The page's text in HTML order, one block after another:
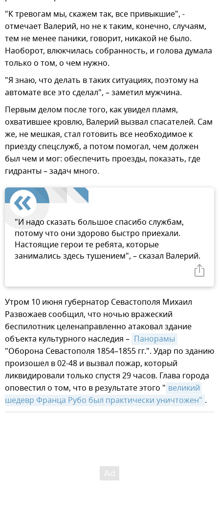
"К тревогам мы, скажем так, все привыкшие", -
отмечает Валерий, но не к таким, конечно, случаям,
тем не менее паники, говорит, никакой не было.
Наоборот, влюкчилась собранность, и голова думала
только о том, о чем нужно.
"Я знаю, что делать в таких ситуациях, поэтому на
автомате все это сделал", – заметил мужчина.
Первым делом после того, как увидел пламя,
охватившее кровлю, Валерий вызвал спасателей. Сам
же, не мешкая, стал готовить все необходимое к
приезду спецслужб, а потом помогал, чем должен
был чем и мог: обеспечить проезды, показать, где
гидранты – задач много.
"И надо сказать большое спасибо службам,
потому что они здорово быстро приехали.
Настоящие герои те ребята, которые
занимались здесь тушением", – сказал Валерий.
Утром 10 июня губернатор Севастополя Михаил
Развожаев сообщил, что ночью вражеский
беспилотник целенаправленно атаковал здание
объекта культурного наследия – Панорамы
"Оборона Севастополя 1854–1855 гг.". Удар по зданию
произошел в 02-48 и вызвал пожар, который
ликвидировали только спустя 29 часов. Глава города
оповестил о том, что в результате этого " великий
шедевр Франца Рубо был практически уничтожен" .